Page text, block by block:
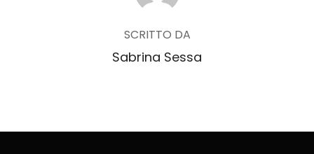
SCRITTO DA
Sabrina Sessa